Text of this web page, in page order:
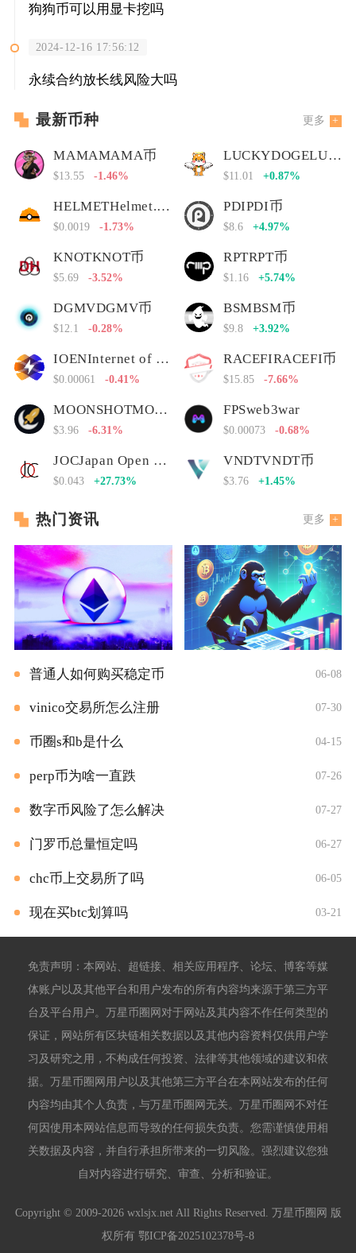
狗狗币可以用显卡挖吗
2024-12-16 17:56:12
永续合约放长线风险大吗
最新币种 更多
MAMAMAMA币
$13.55 -1.46%
LUCKYDOGELUCKYDOGE币
$11.01 +0.87%
HELMETHelmet.insure Governance Token
$0.0019 -1.73%
PDIPDI币
$8.6 +4.97%
KNOTKNOT币
$5.69 -3.52%
RPTRPT币
$1.16 +5.74%
DGMVDGMV币
$12.1 -0.28%
BSMBSM币
$9.8 +3.92%
IOENInternet of Energy Network
$0.00061 -0.41%
RACEFIRACEFI币
$15.85 -7.66%
MOONSHOTMOONSHOT币
$3.96 -6.31%
FPSweb3war
$0.00073 -0.68%
JOCJapan Open Chain
$0.043 +27.73%
VNDTVNDT币
$3.76 +1.45%
热门资讯 更多
普通人如何购买稳定币 06-08
vinico交易所怎么注册 07-30
币圈s和b是什么 04-15
perp币为啥一直跌 07-26
数字币风险了怎么解决 07-27
门罗币总量恒定吗 06-27
chc币上交易所了吗 06-05
现在买btc划算吗 03-21
免责声明：本网站、超链接、相关应用程序、论坛、博客等媒
体账户以及其他平台和用户发布的所有内容均来源于第三方平
台及平台用户。万星币圈网对于网站及其内容不作任何类型的
保证，网站所有区块链相关数据以及其他内容资料仅供用户学
习及研究之用，不构成任何投资、法律等其他领域的建议和依
据。万星币圈网用户以及其他第三方平台在本网站发布的任何
内容均由其个人负责，与万星币圈网无关。万星币圈网不对任
何因使用本网站信息而导致的任何损失负责。您需谨慎使用相
关数据及内容，并自行承担所带来的一切风险。强烈建议您独
自对内容进行研究、审查、分析和验证。
Copyright © 2009-2026 wxlsjx.net All Rights Reserved. 万星币圈网 版
权所有 鄂ICP备2025102378号-8